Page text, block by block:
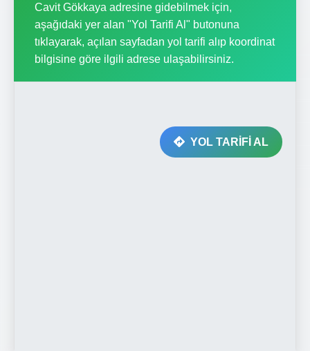
Cavit Gökkaya adresine gidebilmek için,
aşağıdaki yer alan "Yol Tarifi Al" butonuna
tıklayarak, açılan sayfadan yol tarifi alıp koordinat
bilgisine göre ilgili adrese ulaşabilirsiniz.
YOL TARİFİ AL